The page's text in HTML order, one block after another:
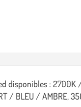
disponibles :
/ BLEU / AMBRE,